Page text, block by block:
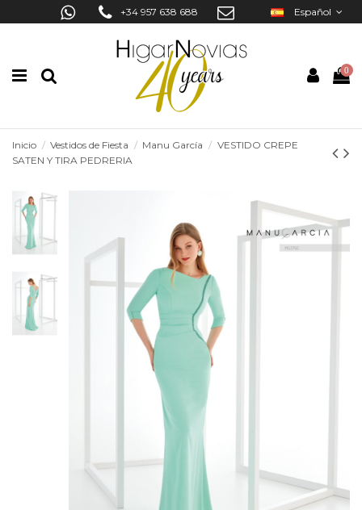
+34 957 638 688 Español
0
Inicio Vestidos de Fiesta Manu García
VESTIDO CREPE
SATEN Y TIRA PEDRERIA